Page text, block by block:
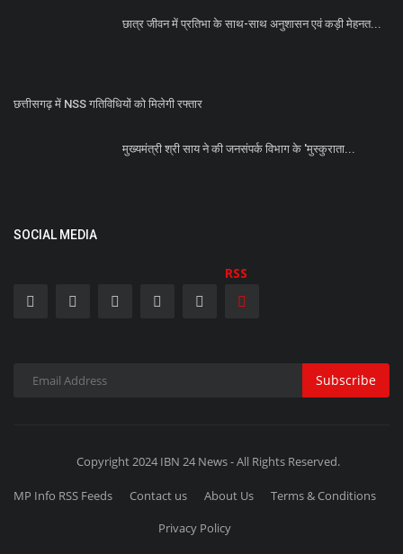
छात्र जीवन में प्रतिभा के साथ-साथ अनुशासन एवं कड़ी मेहनत...
छत्तीसगढ़ में NSS गतिविधियों को मिलेगी रफ्तार
मुख्यमंत्री श्री साय ने की जनसंपर्क विभाग के 'मुस्कुराता...
SOCIAL MEDIA
RSS
Subscribe
Copyright 2024 IBN 24 News - All Rights Reserved.
MP Info RSS Feeds Contact us About Us
Terms & Conditions
Privacy Policy